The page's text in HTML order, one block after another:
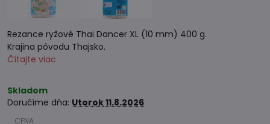
Rezance ryžové Thai Dancer XL (10 mm) 400 g.
Krajina pôvodu Thajsko.
Čítajte viac
Skladom
Doručíme dňa: Utorok11.8.2026